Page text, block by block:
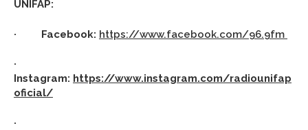
UNIFAP:
· Facebook: https://www.facebook.com/96.9fm
·
Instagram: https://www.instagram.com/radiounifap
oficial/
·